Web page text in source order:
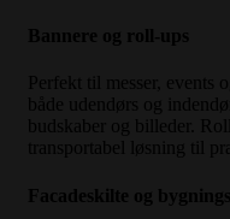
Bannere og roll-ups
Perfekt til messer, events
både udendørs og
budskaber og billeder.
transportabel løsning til
Facadeskilte og